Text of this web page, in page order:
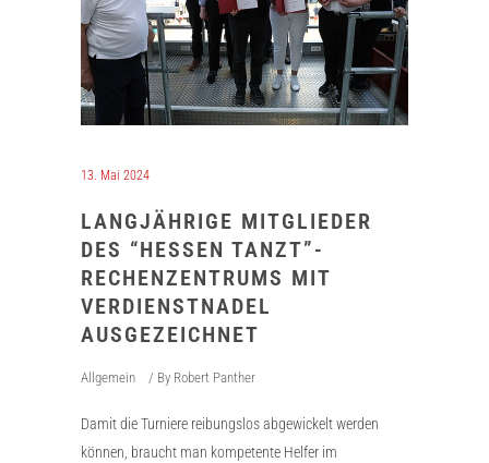
13. Mai 2024
LANGJÄHRIGE MITGLIEDER
DES “HESSEN TANZT”-
RECHENZENTRUMS MIT
VERDIENSTNADEL
AUSGEZEICHNET
Allgemein By Robert Panther
Damit die Turniere reibungslos abgewickelt werden
können, braucht man kompetente Helfer im